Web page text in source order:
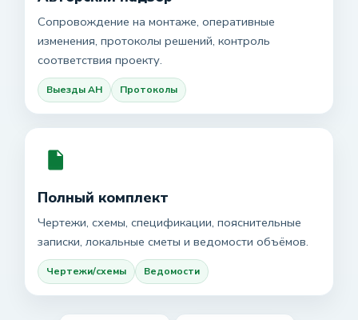
Сопровождение на монтаже, оперативные
изменения, протоколы решений, контроль
соответствия проекту.
Выезды АН Протоколы
Полный комплект
Чертежи, схемы, спецификации, пояснительные
записки, локальные сметы и ведомости объёмов.
Чертежи/схемы Ведомости